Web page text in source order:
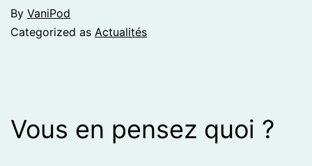
By VaniPod
Categorized as Actualités
Vous en pensez quoi ?